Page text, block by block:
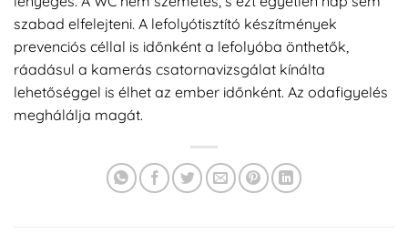
szabad elfelejteni. A lefolyótisztító készítmények
prevenciós céllal is időnként a lefolyóba önthetők,
ráadásul a kamerás csatornavizsgálat kínálta
lehetőséggel is élhet az ember időnként. Az odafigyelés
meghálálja magát.